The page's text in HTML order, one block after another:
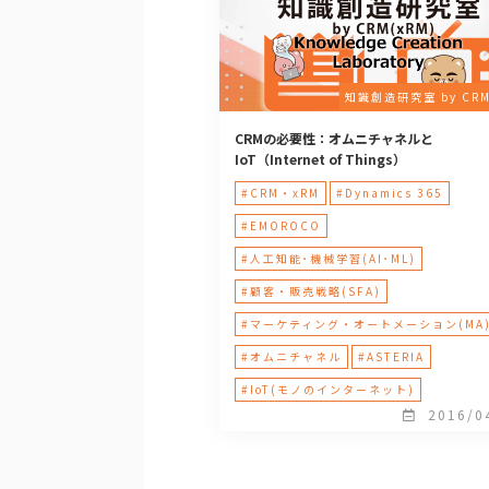
知識創造研究室 by
CRMの必要性：オムニチャネルと
IoT（Internet of Things）
#CRM・xRM
#Dynamics 365
#EMOROCO
#人工知能･機械学習(AI･ML)
#顧客・販売戦略(SFA)
#マーケティング・オートメーション(MA)
#オムニチャネル
#ASTERIA
#IoT(モノのインターネット)
2016/